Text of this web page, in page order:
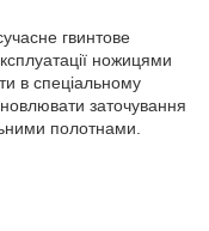
гвинтове
ножицями
в спеціальному
заточування
полотнами.